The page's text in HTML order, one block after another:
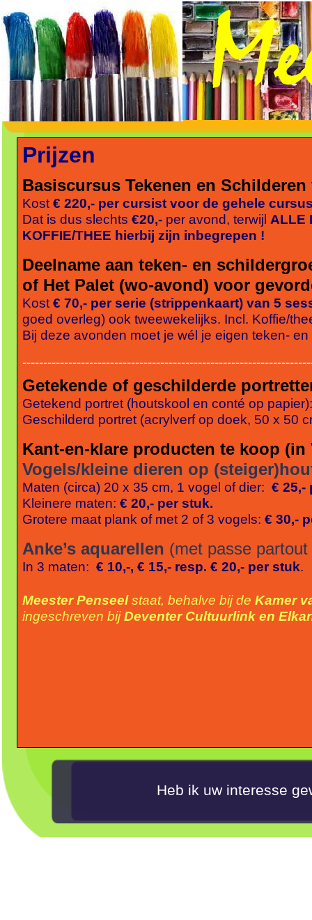
Prijzen
Basiscursus Tekenen en
Kost € 220,- per cursist voor de gehele
Dat is dus slechts €20,- per avond, terwijl ALLE
KOFFIE/THEE hierbij zijn inbegrepen !
Deelname aan teken- en
of Het Palet (wo-avond) voor
Kost € 70,- per serie (strippenkaart) van 5
goed overleg) ook tweewekelijks. Incl. Koffie/
Bij deze avonden moet je wél je eigen teken- en
---------------------------------------------------------------------
Getekende of geschilderde
Getekend portret (houtskool en conté op
Geschilderd portret (acrylverf op doek, 50 x 50
Kant-en-klare producten te koop (in
Vogels/kleine dieren op
Maten (circa) 20 x 35 cm, 1 vogel of dier: € 25,-
Kleinere maten: € 20,- per stuk.
Grotere maat plank of met 2 of 3 vogels: € 30,-
Anke’s aquarellen (met passe
In 3 maten: € 10,-, € 15,- resp. € 20,- per stuk.
Meester Penseelstaat, behalve bij de Kamer
ingeschreven bijDeventer Cultuurlink en
Heb ik uw interesse